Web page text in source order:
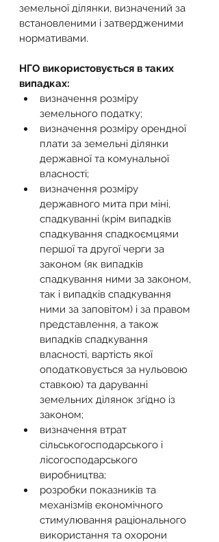
земельної ділянки, визначений за
встановленими і затвердженими
нормативами.
НГО використовується в таких
випадках:
визначення розміру
земельного податку;
визначення розміру орендної
плати за земельні ділянки
державної та комунальної
власності;
визначення розміру
державного мита при міні,
спадкуванні (крім випадків
спадкування спадкоємцями
першої та другої черги за
законом (як випадків
спадкування ними за законом,
так і випадків спадкування
ними за заповітом) і за правом
представлення, а також
випадків спадкування
власності, вартість якої
оподатковується за нульовою
ставкою) та даруванні
земельних ділянок згідно із
законом;
визначення втрат
сільськогосподарського і
лісогосподарського
виробництва;
розробки показників та
механізмів економічного
стимулювання раціонального
використання та охорони